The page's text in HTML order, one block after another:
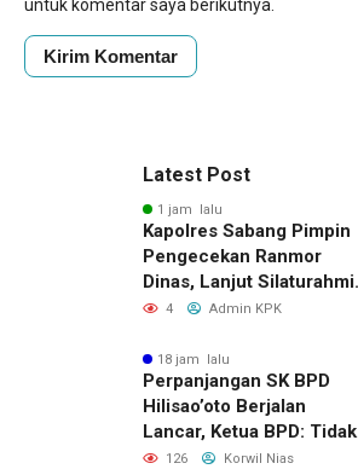
untuk komentar saya berikutnya.
Latest Post
1 jam lalu
Kapolres Sabang Pimpin
Pengecekan Ranmor
Dinas, Lanjut Silaturahmi
ke Kapal Wisanggeni
4 Admin KPK
18 jam lalu
Perpanjangan SK BPD
Hilisao’oto Berjalan
Lancar, Ketua BPD: Tidak
Ada Kendala Administrasi
126 Korwil Nias